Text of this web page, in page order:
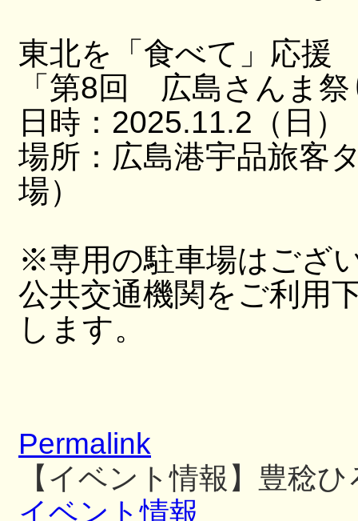
東北を「食べて」応援
「第8回 広島さんま祭
日時：2025.11.2（日
場所：広島港宇品旅客
場）
※専用の駐車場はござ
公共交通機関をご利用
します。
Permalink
【イベント情報】豊稔
イベント情報